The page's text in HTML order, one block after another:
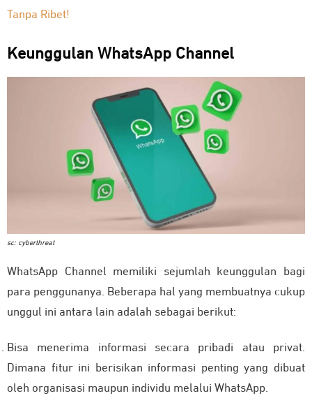
Tanpa Ribet!
Keunggulan WhatsApp Channel
sc: cyberthreat
WhatsApp Channel memiliki sejumlah keunggulan bagi
para penggunanya. Beberapa hal yang membuatnya cukup
unggul ini antara lain adalah sebagai berikut:
Bisa menerima informasi secara pribadi atau privat.
Dimana fitur ini berisikan informasi penting yang dibuat
oleh organisasi maupun individu melalui WhatsApp.